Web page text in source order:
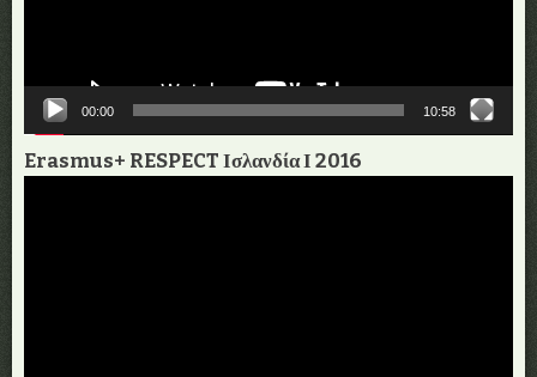
00:00 10:58
Erasmus+ RESPECT Ισλανδία Ι 2016